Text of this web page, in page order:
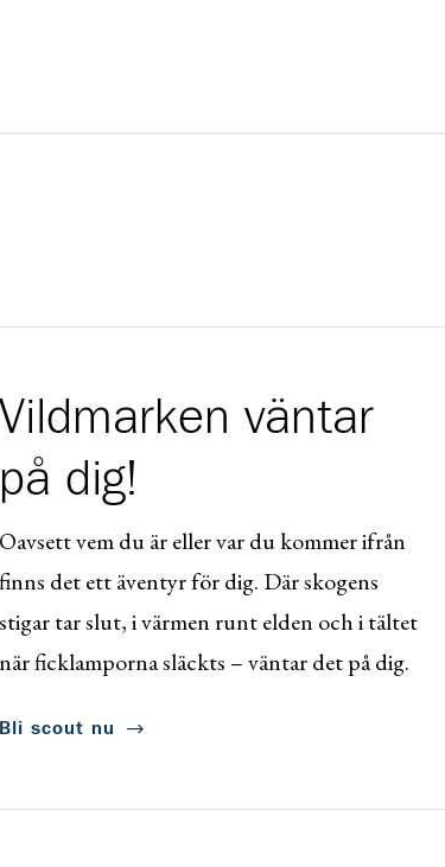
Vildmarken väntar
på dig!
Oavsett vem du är eller var du kommer ifrån
finns det ett äventyr för dig. Där skogens
stigar tar slut, i värmen runt elden och i tältet
när ficklamporna släckts – väntar det på dig.
Bli scout nu